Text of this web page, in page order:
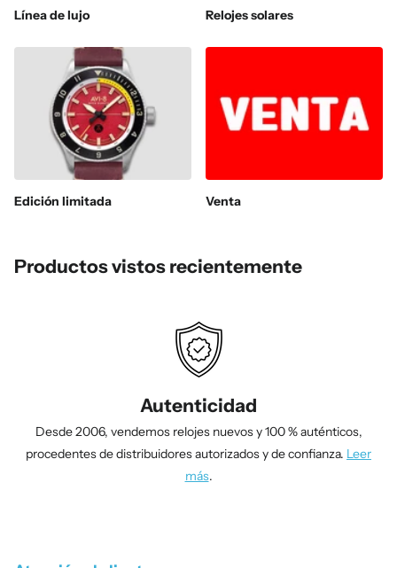
Línea de lujo Relojes solares
Edición limitada Venta
Productos vistos recientemente
Autenticidad
Desde 2006, vendemos relojes nuevos y 100 % auténticos,
procedentes de distribuidores autorizados y de confianza. Leer
más.